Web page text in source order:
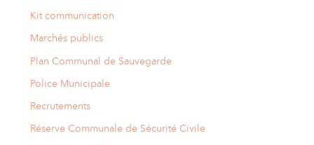
Kit communication
Marchés publics
Plan Communal de Sauvegarde
Police Municipale
Recrutements
Réserve Communale de Sécurité Civile